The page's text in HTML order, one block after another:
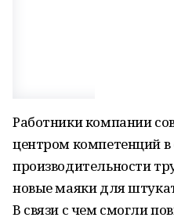
Работники компании
центром компетенций в
производительности
новые маяки для
В связи с чем смогли